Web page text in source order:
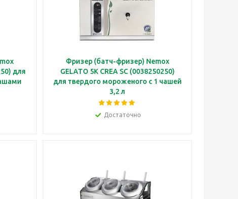
для
Фризер (батч-фризер) Nemox
GELATO 5K CREA SC (0038250250)
для твердого мороженого с 1 чашей
3,2 л
Достаточно